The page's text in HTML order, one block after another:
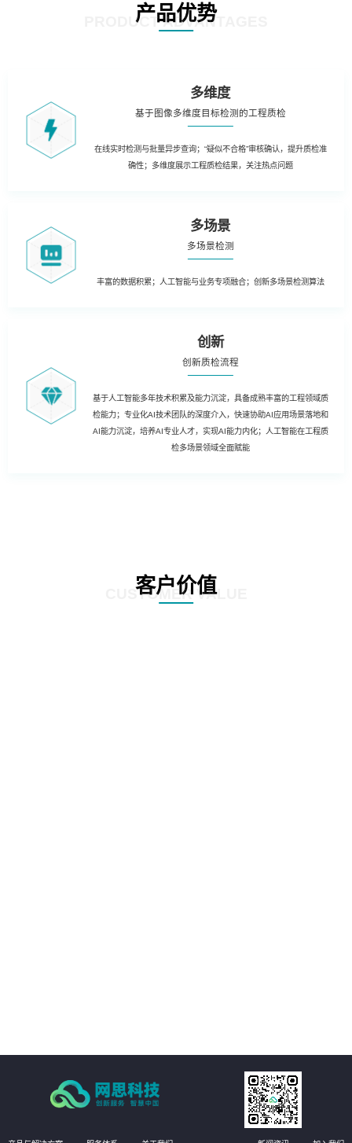
产品优势
PRODUCT ADVANTAGES
多维度
基于图像多维度目标检测的工程质检
在线实时检测与批量异步查询；“疑似不合格”审核确认，提升质检准
确性；多维度展示工程质检结果，关注热点问题
多场景
多场景检测
丰富的数据积累；人工智能与业务专项融合；创新多场景检测算法
创新
创新质检流程
基于人工智能多年技术积累及能力沉淀，具备成熟丰富的工程领域质
检能力；专业化AI技术团队的深度介入，快速协助AI应用场景落地和
AI能力沉淀，培养AI专业人才，实现AI能力内化；人工智能在工程质
检多场景领域全面赋能
客户价值
CUSTOMER VALUE